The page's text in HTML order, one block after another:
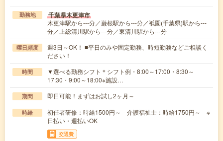
勤務地 千葉県木更津市
木更津駅から---分／巌根駅から---分／祇園(千葉県)駅から---
分／上総清川駅から---分／東清川駅から---分
曜日頻度
週3日～OK！ ■平日のみや固定勤務、時短勤務などご相談く
ださい！
時間
▼選べる勤務シフト＊シフト例・8:00～17:00・8:30～
17:30・9:00～18:00※施設…
期間 即日可能！まずはお試し2ヶ月～
時給
初任者研修：時給1500円～ 介護福祉士：時給1750円～ ※
日払い・週払いOK
交通費